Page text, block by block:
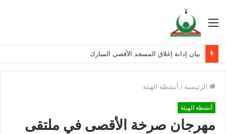
القائمة
بيان إدانة إغلاق المسجد الأقصى المبارك
الرئيسية / أنشطة الهيئة
أنشطة الهيئة
مهرجان صرخة الأقصى في ملتقى